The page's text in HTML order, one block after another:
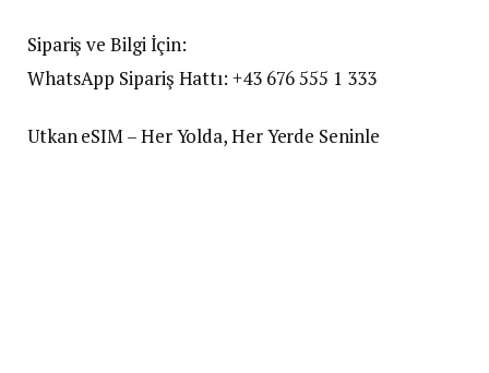
Sipariş ve Bilgi İçin:
WhatsApp Sipariş Hattı: +43 676 555 1 333
Utkan eSIM – Her Yolda, Her Yerde Seninle